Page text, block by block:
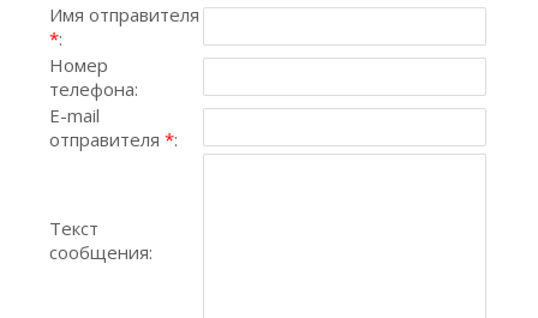
Имя отправителя
*:
Номер
телефона:
E-mail
отправителя *:
Текст
сообщения: